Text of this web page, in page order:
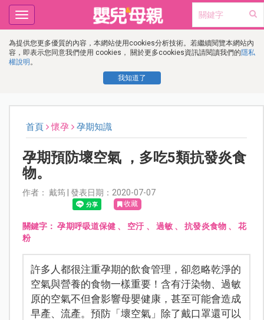
為提供您更多優質的內容，本網站使用cookies分析技術。若繼續閱覽本網站內
容，即表示您同意我們使用 cookies， 關於更多cookies資訊請閱讀我們的隱私
權說明 。
我知道了
Toggle
navigation
首頁 懷孕 孕期知識
孕期預防壞空氣 ，多吃5類抗發炎食
物。
作者： 戴筠 | 發表日期：2020-07-07
收藏
關鍵字：孕期呼吸道保健 、 空汙 、 過敏 、抗發炎食物、花
粉
許多人都很注重孕期的飲食管理，卻忽略乾淨的
空氣與營養的食物一樣重要！含有汙染物、過敏
原的空氣不但會影響母嬰健康，甚至可能會造成
早產、流產。預防「壞空氣」除了戴口罩還可以